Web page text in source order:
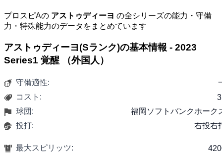
プロスピAの アストゥディーヨ の全シリーズの能力・守備
力・特殊能力のデータをまとめています
アストゥディーヨ(Sランク)の基本情報 - 2023
Series1 覚醒 （外国人）
守備適性:
コスト:
球団:
福岡ソフトバンクホーク
投打:
右投右
最大スピリッツ: